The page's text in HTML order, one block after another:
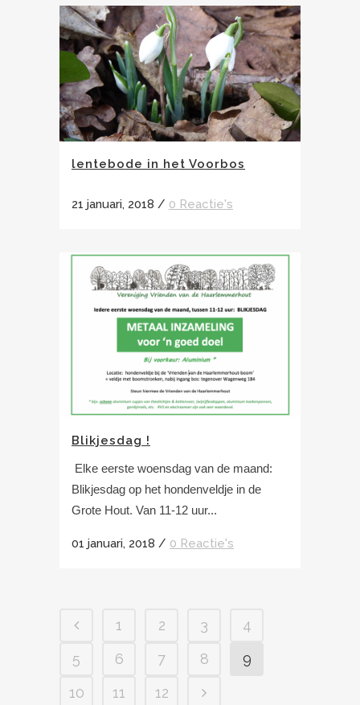
lentebode in het Voorbos
21 januari, 2018 / 0 Reactie's
Blikjesdag !
Elke eerste woensdag van de maand:
Blikjesdag op het hondenveldje in de
Grote Hout. Van 11-12 uur...
01 januari, 2018 / 0 Reactie's
1 2 3
4
5
6 7 8
9
10
11 12